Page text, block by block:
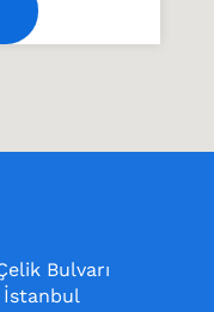
Bulvarı
İstanbul